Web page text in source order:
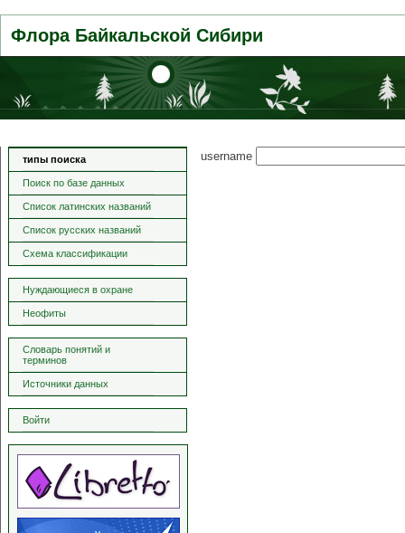
Флора Байкальской Сибири
типы поиска
Поиск по базе данных
Список латинских названий
Список русских названий
Схема классификации
Нуждающиеся в охране
Неофиты
Словарь понятий и
терминов
Источники данных
Войти
username